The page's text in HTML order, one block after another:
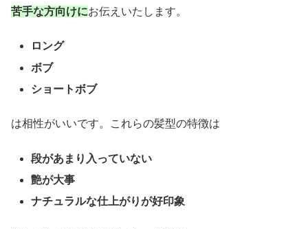
苦手な方向けにお伝えいたします。
ロング
ボブ
ショートボブ
は相性がいいです。これらの髪型の特徴は
段があまり入っていない
艶が大事
ナチュラルな仕上がりが好印象